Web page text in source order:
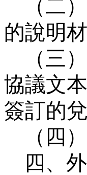
（二
的說明材
（三
協議文
簽訂的
（四
四、